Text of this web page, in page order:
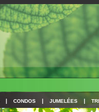
| CONDOS | JUMELÉES |